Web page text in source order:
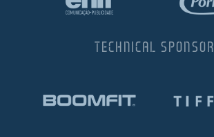
TECHNICAL SPONSOR